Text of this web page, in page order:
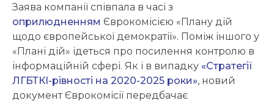
Заява компанії співпала в часі з
оприлюдненням Єврокомісією «Плану дій
щодо європейської демократії». Поміж іншого у
«Плані дій» ідеться про посилення контролю в
інформаційній сфері. Як і в випадку «Стратегії
ЛГБТКІ-рівності на 2020-2025 роки», новий
документ Єврокомісії передбачає